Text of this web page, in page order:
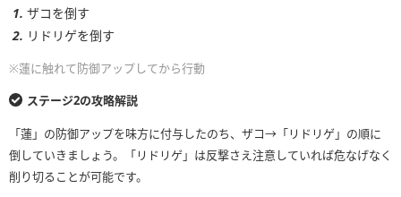
ザコを倒す
リドリゲを倒す
※蓮に触れて防御アップしてから行動
ステージ2の攻略解説
「蓮」の防御アップを味方に付与したのち、ザコ→「リドリゲ」の順に
倒していきましょう。「リドリゲ」は反撃さえ注意していれば危なげなく
削り切ることが可能です。